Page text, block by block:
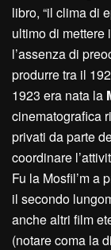
libro, “il clima di
ultimo di
l’assenza di
produrre tra il
1923 era nata la
cinematografica
privati da parte
coordinare
Fu la Mosfil’m a
il secondo
anche altri film
(notare coma la